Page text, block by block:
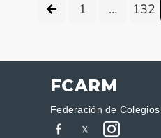
1 … 132
FCARM
Federación de